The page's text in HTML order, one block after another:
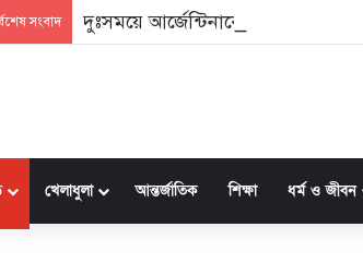
সংবাদ দুঃসময়ে আর্জেন্টিনাকে পাশে পেলেন
খেলাধুলা আন্তর্জাতিক শিক্ষা ধর্ম ও জীবন